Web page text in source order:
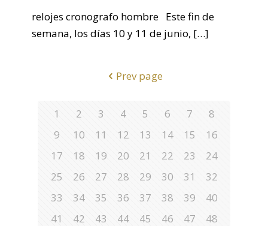
relojes cronografo hombre Este fin de
semana, los días 10 y 11 de junio, […]
Prev page
1 2 3 4 5 6 7
8
9
10 11 12 13 14 15
16
17
18 19 20 21 22 23
24
25
26 27 28 29 30 31
32
33
34 35 36 37 38 39
40
41
42 43 44 45 46 47
48